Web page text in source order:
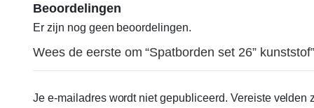
Beoordelingen
Er zijn nog geen beoordelingen.
Wees de eerste om “Spatborden set 26”
Je e-mailadres wordt niet gepubliceerd. Vereiste velden